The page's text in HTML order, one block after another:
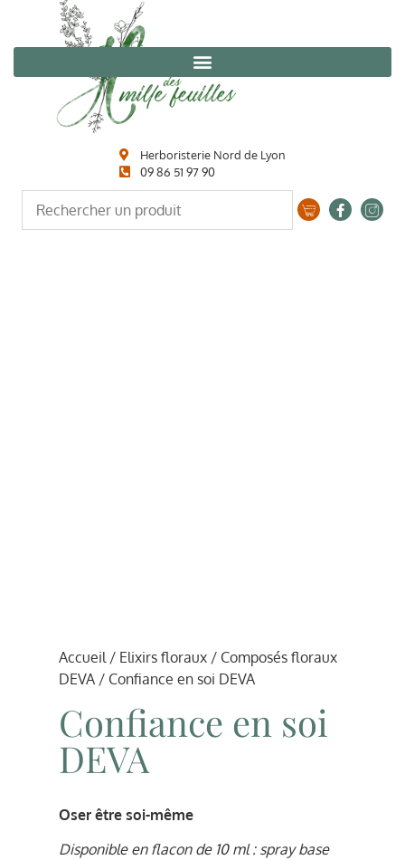
Herboristerie Nord de Lyon
09 86 51 97 90
Accueil / Elixirs floraux / Composés floraux
DEVA / Confiance en soi DEVA
Confiance en soi
DEVA
Oser être soi-même
Disponible en flacon de 10 ml : spray base